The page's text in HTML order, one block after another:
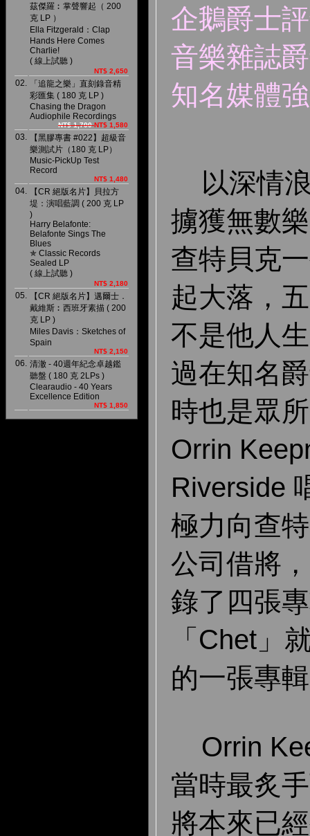
茲傑羅︰掌聲響起（ 200
克 LP ）
Ella Fitzgerald：Clap
Hands Here Comes
Charlie!
( 線上試聽 )
NT$ 2,650
02.
「追龍之樂」直刻錄音精
彩匯集 ( 180 克 LP )
Chasing the Dragon
Audiophile Recordings
NT$ 1,700NT$ 1,580
03.
【黑膠專書 #022】超級音
樂測試片（180 克 LP）
Music-PickUp Test
Record
NT$ 1,480
04.
【CR 絕版名片】貝拉方
堤：演唱藍調 ( 200 克 LP
)
Harry Belafonte:
Belafonte Sings The
Blues
✯ Classic Records
Sealed LP
( 線上試聽 )
NT$ 2,180
05.
【CR 絕版名片】邁爾士．
戴維斯︰西班牙素描 ( 200
克 LP )
Miles Davis：Sketches of
Spain
NT$ 2,150
06. 清澈 - 40週年紀念卓越鑑
聽盤 ( 180 克 2LPs )
Clearaudio - 40 Years
Excellence Edition
NT$ 1,850
企鵝爵士
音樂雜誌
知名媒體
以深情
擄獲無數
查特貝克
起大落，
不是他人
過在知名
時也是眾
Orrin
Riverside
極力向查
公司借將
錄了四張
「Chet」
的一張專
Orrin
當時最炙
將本來已